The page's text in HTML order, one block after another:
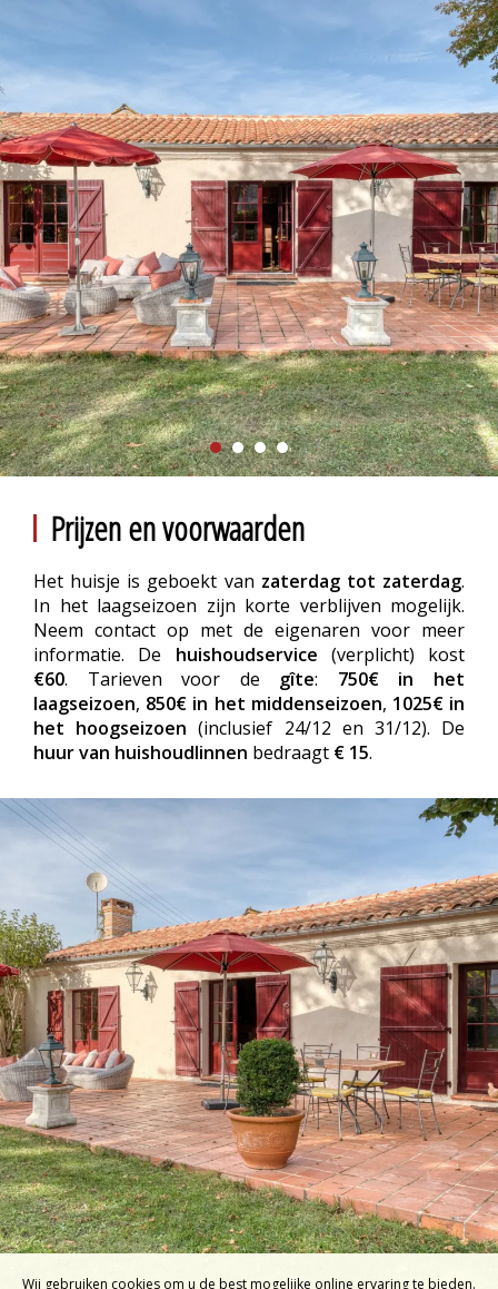
Prijzen en voorwaarden
Het huisje is geboekt van zaterdag tot zaterdag.
In het laagseizoen zijn korte verblijven mogelijk.
Neem contact op met de eigenaren voor meer
informatie. De huishoudservice (verplicht) kost
€60. Tarieven voor de gîte: 750€ in het
laagseizoen, 850€ in het middenseizoen, 1025€ in
het hoogseizoen (inclusief 24/12 en 31/12). De
huur van huishoudlinnen bedraagt € 15.
Wij gebruiken cookies om u de best mogelijke online ervaring te bieden.